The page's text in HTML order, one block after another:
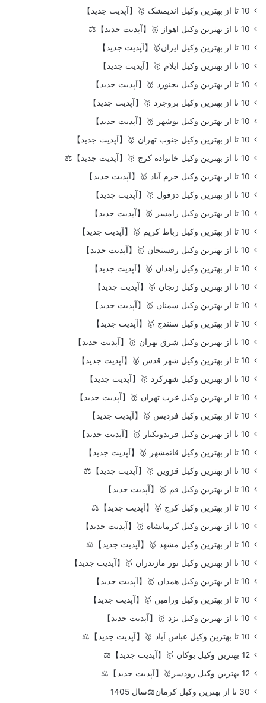
10 تا از بهترین وکیل اندیمشک 🥇【آپدیت جدید】
10 تا از بهترین وکیل اهواز 🥇【آپدیت جدید】⚖️
10 تا از بهترین وکیل ایران🥇【آپدیت جدید】
10 تا از بهترین وکیل ایلام 🥇【آپدیت جدید】
10 تا از بهترین وکیل بجنورد 🥇【آپدیت جدید】
10 تا از بهترین وکیل بروجرد 🥇【آپدیت جدید】
10 تا از بهترین وکیل بوشهر 🥇【آپدیت جدید】
10 تا از بهترین وکیل جنوب تهران 🥇【آپدیت جدید】
10 تا از بهترین وکیل خانواده کرج 🥇【آپدیت جدید】⚖️
10 تا از بهترین وکیل خرم آباد 🥇【آپدیت جدید】
10 تا از بهترین وکیل دزفول 🥇【آپدیت جدید】
10 تا از بهترین وکیل رامسر 🥇【آپدیت جدید】
10 تا از بهترین وکیل رباط کریم 🥇【آپدیت جدید】
10 تا از بهترین وکیل رفسنجان 🥇【آپدیت جدید】
10 تا از بهترین وکیل زاهدان 🥇【آپدیت جدید】
10 تا از بهترین وکیل زنجان 🥇【آپدیت جدید】
10 تا از بهترین وکیل سمنان 🥇【آپدیت جدید】
10 تا از بهترین وکیل سنندج 🥇【آپدیت جدید】
10 تا از بهترین وکیل شرق تهران 🥇【آپدیت جدید】
10 تا از بهترین وکیل شهر قدس 🥇【آپدیت جدید】
10 تا از بهترین وکیل شهرکرد 🥇【آپدیت جدید】
10 تا از بهترین وکیل غرب تهران 🥇【آپدیت جدید】
10 تا از بهترین وکیل فردیس 🥇【آپدیت جدید】
10 تا از بهترین وکیل فریدونکنار 🥇【آپدیت جدید】
10 تا از بهترین وکیل قائمشهر 🥇【آپدیت جدید】
10 تا از بهترین وکیل قزوین 🥇【آپدیت جدید】⚖️
10 تا از بهترین وکیل قم 🥇【آپدیت جدید】
10 تا از بهترین وکیل کرج 🥇【آپدیت جدید】⚖️
10 تا از بهترین وکیل کرمانشاه 🥇【آپدیت جدید】
10 تا از بهترین وکیل مشهد 🥇【آپدیت جدید】⚖️
10 تا از بهترین وکیل نور مازندران 🥇【آپدیت جدید】
10 تا از بهترین وکیل همدان 🥇【آپدیت جدید】
10 تا از بهترین وکیل ورامین 🥇【آپدیت جدید】
10 تا از بهترین وکیل یزد 🥇【آپدیت جدید】
10 تا بهترین وکیل عباس آباد 🥇【آپدیت جدید】⚖️
12 بهترین وکیل بوکان 🥇【آپدیت جدید】⚖️
12 بهترین وکیل رودسر🥇【آپدیت جدید】⚖️
30 تا از بهترین وکیل کرمان⚖️سال 1405